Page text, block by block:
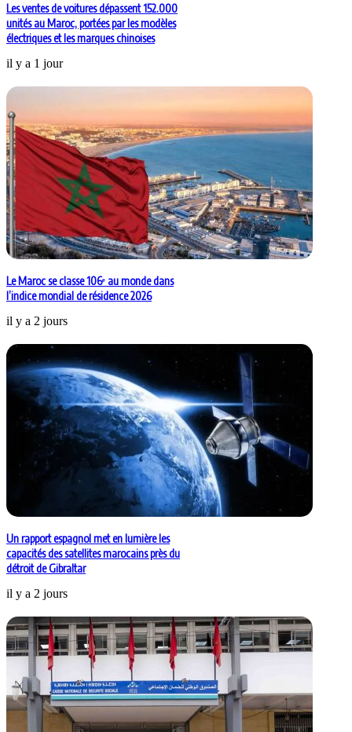
Les ventes de voitures dépassent 152.000
unités au Maroc, portées par les modèles
électriques et les marques chinoises
il y a 1 jour
Le Maroc se classe 106ᵉ au monde dans
l’indice mondial de résidence 2026
il y a 2 jours
Un rapport espagnol met en lumière les
capacités des satellites marocains près du
détroit de Gibraltar
il y a 2 jours